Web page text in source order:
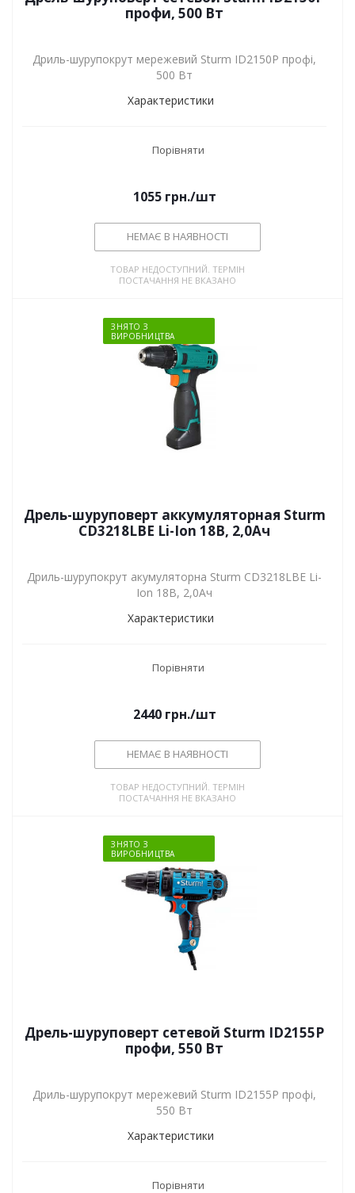
профи, 500 Вт
Дриль-шурупокрут мережевий Sturm ID2150P профі,
500 Вт
Характеристики
Порівняти
1055 грн./шт
НЕМАЄ В НАЯВНОСТІ
ТОВАР НЕДОСТУПНИЙ. ТЕРМІН
ПОСТАЧАННЯ НЕ ВКАЗАНО
ЗНЯТО З
ВИРОБНИЦТВА
Дрель-шуруповерт аккумуляторная Sturm
CD3218LBE Li-Ion 18В, 2,0Ач
Дриль-шурупокрут акумуляторна Sturm CD3218LBE Li-
Ion 18В, 2,0Ач
Характеристики
Порівняти
2440 грн./шт
НЕМАЄ В НАЯВНОСТІ
ТОВАР НЕДОСТУПНИЙ. ТЕРМІН
ПОСТАЧАННЯ НЕ ВКАЗАНО
ЗНЯТО З
ВИРОБНИЦТВА
Дрель-шуруповерт сетевой Sturm ID2155P
профи, 550 Вт
Дриль-шурупокрут мережевий Sturm ID2155P профі,
550 Вт
Характеристики
Порівняти